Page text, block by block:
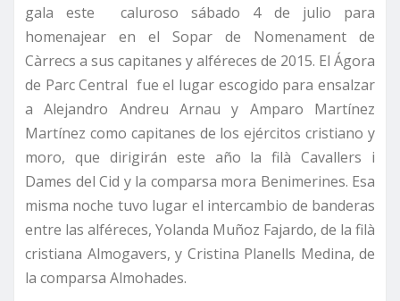
gala este caluroso sábado 4 de julio para
homenajear en el Sopar de Nomenament de
Càrrecs a sus capitanes y alféreces de 2015. El Ágora
de Parc Central fue el lugar escogido para ensalzar
a Alejandro Andreu Arnau y Amparo Martínez
Martínez como capitanes de los ejércitos cristiano y
moro, que dirigirán este año la filà Cavallers i
Dames del Cid y la comparsa mora Benimerines. Esa
misma noche tuvo lugar el intercambio de banderas
entre las alféreces, Yolanda Muñoz Fajardo, de la filà
cristiana Almogavers, y Cristina Planells Medina, de
la comparsa Almohades.